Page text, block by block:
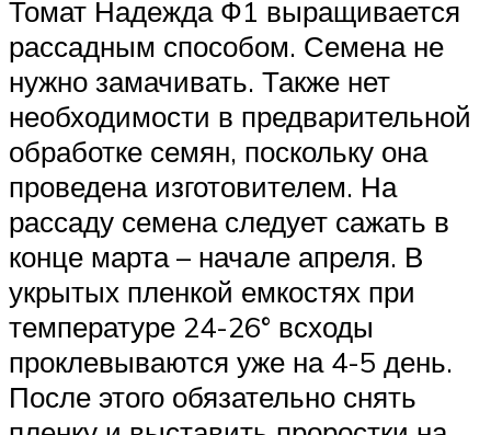
Томат Надежда Ф1 выращивается
рассадным способом. Семена не
нужно замачивать. Также нет
необходимости в предварительной
обработке семян, поскольку она
проведена изготовителем. На
рассаду семена следует сажать в
конце марта – начале апреля. В
укрытых пленкой емкостях при
температуре 24-26° всходы
проклевываются уже на 4-5 день.
После этого обязательно снять